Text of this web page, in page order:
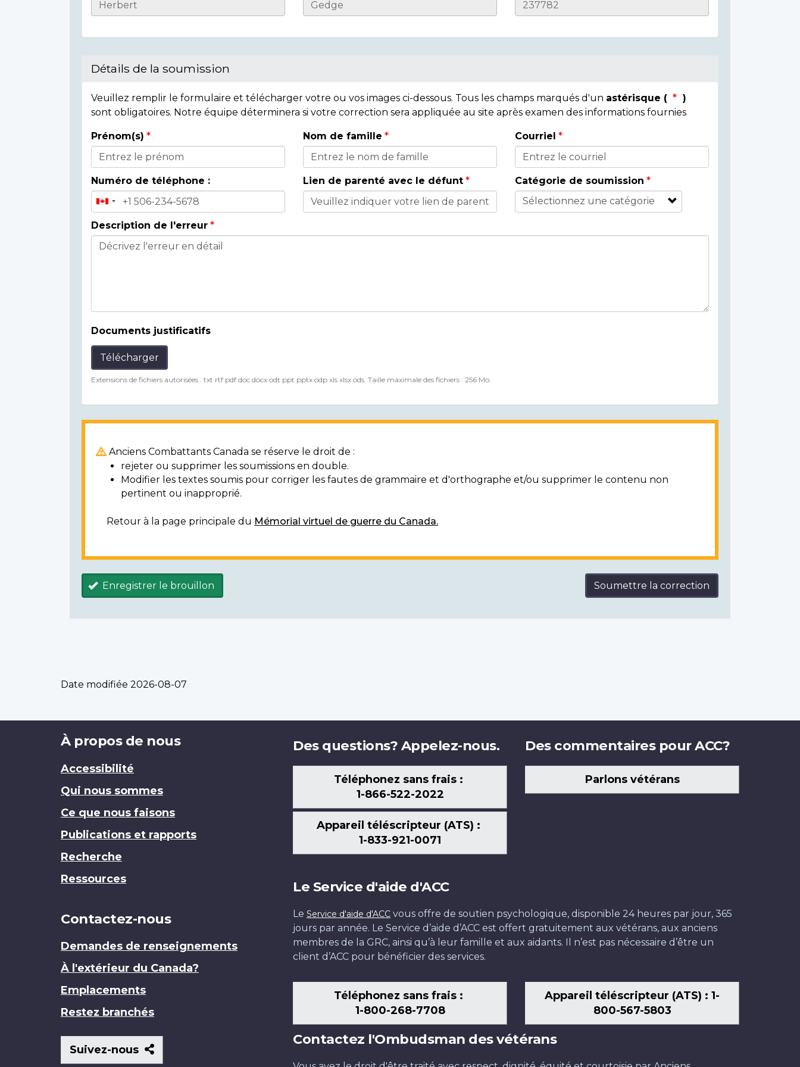
Casualty
Détails de la soumission
Veuillez remplir le formulaire et télécharger votre ou vos images ci-dessous. Tous les champs marqués d'un astérisque (
)
sont obligatoires. Notre équipe déterminera si votre correction sera appliquée au site après examen des informations fournies
Donor
Details
Prénom(s) Nom de famille Courriel
Numéro de téléphone : Lien de parenté avec le défunt Catégorie de soumission
Description de l'erreur
Documents justificatifs
Télécharger
Extensions de fichiers autorisées : txt rtf pdf doc docx odt ppt pptx odp xls xlsx ods. Taille maximale des fichiers : 256 Mo.
Anciens Combattants Canada se réserve le droit de :
rejeter ou supprimer les soumissions en double.
Modifier les textes soumis pour corriger les fautes de grammaire et d'orthographe et/ou supprimer le contenu non
pertinent ou inapproprié.
Retour à la page principale du Mémorial virtuel de guerre du Canada.
Enregistrer le brouillon Soumettre la correction
Date modifiée 2026-08-07
Brand
À propos de nous
Accessibilité
Qui nous sommes
Ce que nous faisons
Publications et rapports
Recherche
Ressources
Contactez-nous
Demandes de renseignements
À l'extérieur du Canada?
Emplacements
Restez branchés
Suivez-nous
Suivez-
nous
Des questions? Appelez-nous.
Téléphonez sans frais :
1-866-522-2022
Appareil téléscripteur (ATS) :
1-833-921-0071
Des commentaires pour ACC?
Parlons vétérans
Le Service d'aide d'ACC
Le Service d'aide d'ACC vous offre de soutien psychologique, disponible 24 heures par jour, 365
jours par année. Le Service d’aide d’ACC est offert gratuitement aux vétérans, aux anciens
membres de la GRC, ainsi qu’à leur famille et aux aidants. Il n’est pas nécessaire d’être un
client d’ACC pour bénéficier des services.
Téléphonez sans frais :
1-800-268-7708
Appareil téléscripteur (ATS) : 1-
800-567-5803
Contactez l'Ombudsman des vétérans